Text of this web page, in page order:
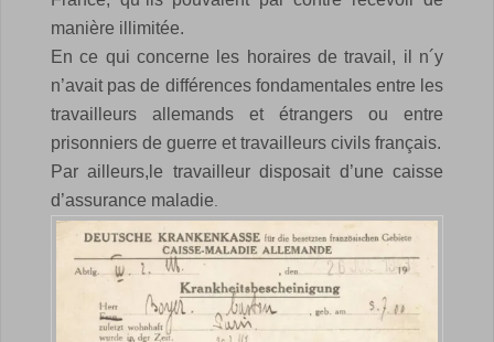
manière illimitée.
En ce qui concerne les horaires de travail, il n´y
n’avait pas de différences fondamentales entre les
travailleurs allemands et étrangers ou entre
prisonniers de guerre et travailleurs civils français.
Par ailleurs,le travailleur disposait d’une caisse
d’assurance maladie